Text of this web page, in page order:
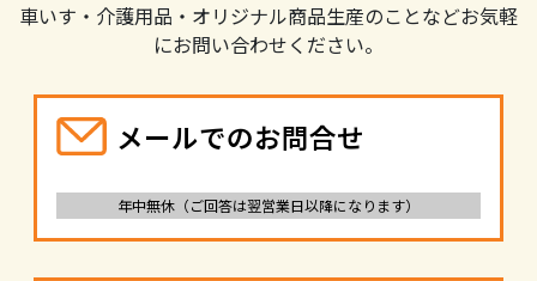
車いす・介護用品・オリジナル商品生産のことなどお気軽
にお問い合わせください。
メールでのお問合せ
年中無休（ご回答は翌営業日以降になります）